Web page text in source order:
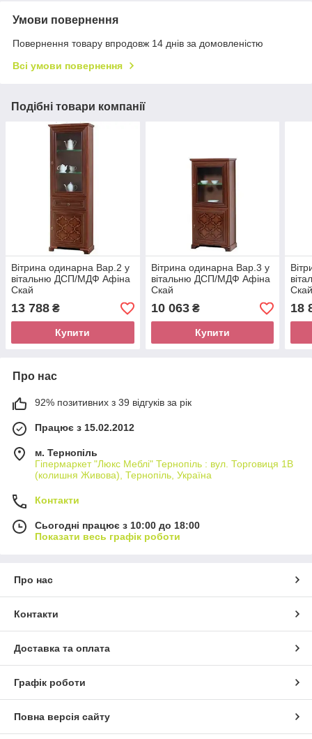
Умови повернення
Повернення товару впродовж 14 днів за домовленістю
Всі умови повернення
Подібні товари компанії
Вітрина одинарна Вар.2 у
вітальню ДСП/МДФ Афіна
Скай
13 788 ₴
Купити
Вітрина одинарна Вар.3 у
вітальню ДСП/МДФ Афіна
Скай
10 063₴
Купити
18
Про нас
92% позитивних з 39 відгуків за рік
Працює з 15.02.2012
м. Тернопіль
Гіпермаркет "Люкс Меблі" Тернопіль : вул. Торговиця 1В
(колишня Живова), Тернопіль, Україна
Контакти
Сьогодні працює з 10:00 до 18:00
Показати весь графік роботи
Про нас
Контакти
Доставка та оплата
Графік роботи
Повна версія сайту